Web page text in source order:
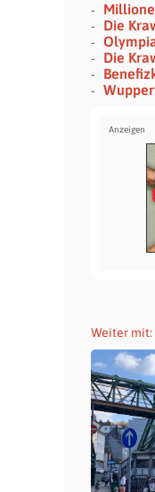
Die
Die
Weiter mit: